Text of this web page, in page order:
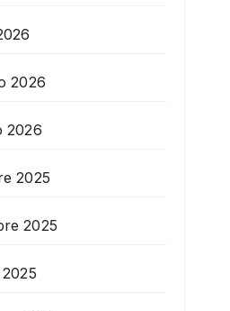
2026
2026
2025
2025